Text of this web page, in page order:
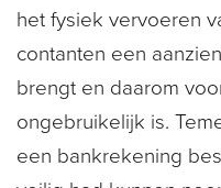
het fysiek vervoeren
contanten een
brengt en daarom
ongebruikelijk is.
een bankrekening